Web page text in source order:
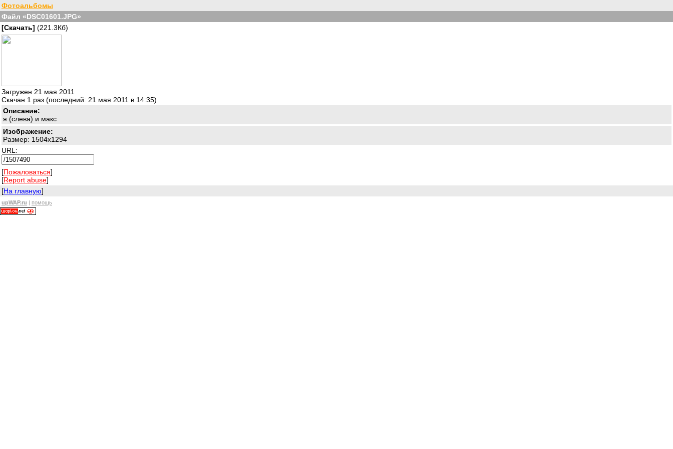
Фотоальбомы
Файл «DSC01601.JPG»
[Скачать] (221.3Кб)
Загружен 21 мая 2011
Скачан 1 раз (последний: 21 мая 2011 в 14:35)
Описание:
я (слева) и макс
Изображение:
Размер: 1504x1294
URL:
[Пожаловаться]
[Report abuse]
[На главную]
upWAP.ru | помощь